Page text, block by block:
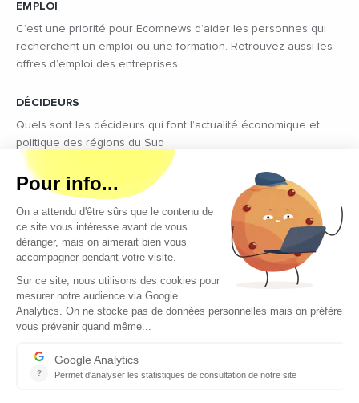
EMPLOI
C’est une priorité pour Ecomnews d’aider les personnes qui
recherchent un emploi ou une formation. Retrouvez aussi les
offres d’emploi des entreprises
DÉCIDEURS
Quels sont les décideurs qui font l’actualité économique et
politique des régions du Sud
Copyright © 2026 - Tous droits réservés
Qui sommes-nous ?
Contact
Conditions générales d’utilisation